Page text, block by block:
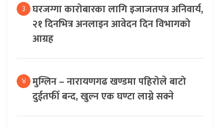
३ घरजग्गा कारोबारका लागि इजाजतपत्र अनिवार्य,
२१ दिनभित्र अनलाइन आवेदन दिन विभागको
आग्रह
४ मुग्लिन – नारायणगढ खण्डमा पहिरोले बाटो
दुईतर्फी बन्द, खुल्न एक घण्टा लाग्ने सक्ने